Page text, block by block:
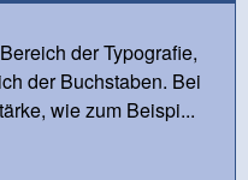
der Typografie,
der Buchstaben. Bei
wie zum Beispi...